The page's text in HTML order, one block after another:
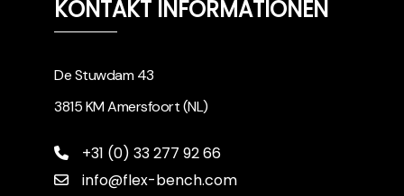
KONTAKT INFORMATIONEN
De Stuwdam 43
3815 KM Amersfoort (NL)
+31 (0) 33 277 92 66
info@flex-bench.com